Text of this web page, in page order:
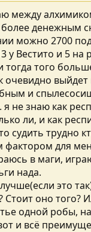
между
денежным
можно 2700
у Вестито и 5
тогда того
очевидно выйдет
и
не знаю как
ли, и как
судить трудно
для
в маги,
нада.
это
Стоит оно того?
одной робы,
и всё